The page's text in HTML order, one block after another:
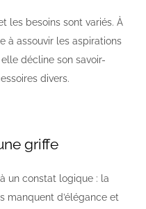
les besoins sont variés. À
à assouvir les aspirations
décline son savoir-
divers.
griffe
un constat logique : la
manquent d’élégance et